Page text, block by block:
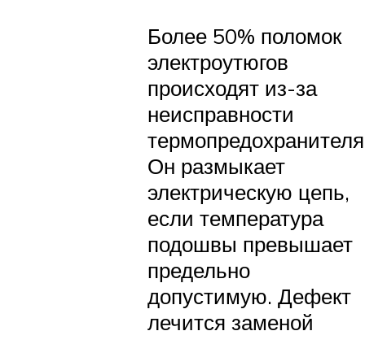
Более 50% поломок
электроутюгов
происходят из-за
неисправности
Он размыкает
электрическую цепь,
если температура
подошвы превышает
предельно
допустимую. Дефект
лечится заменой